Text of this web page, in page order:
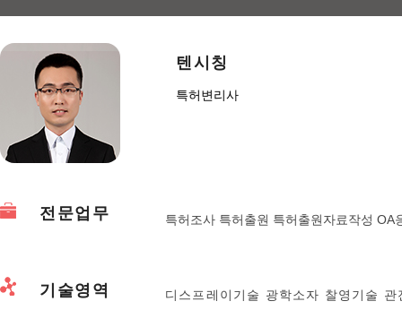
텐시칭
특허변리사
전문업무 특허조사 특허출원 특허출원자료작성 OA
기술영역 디스프레이기술 광학소자 찰영기술